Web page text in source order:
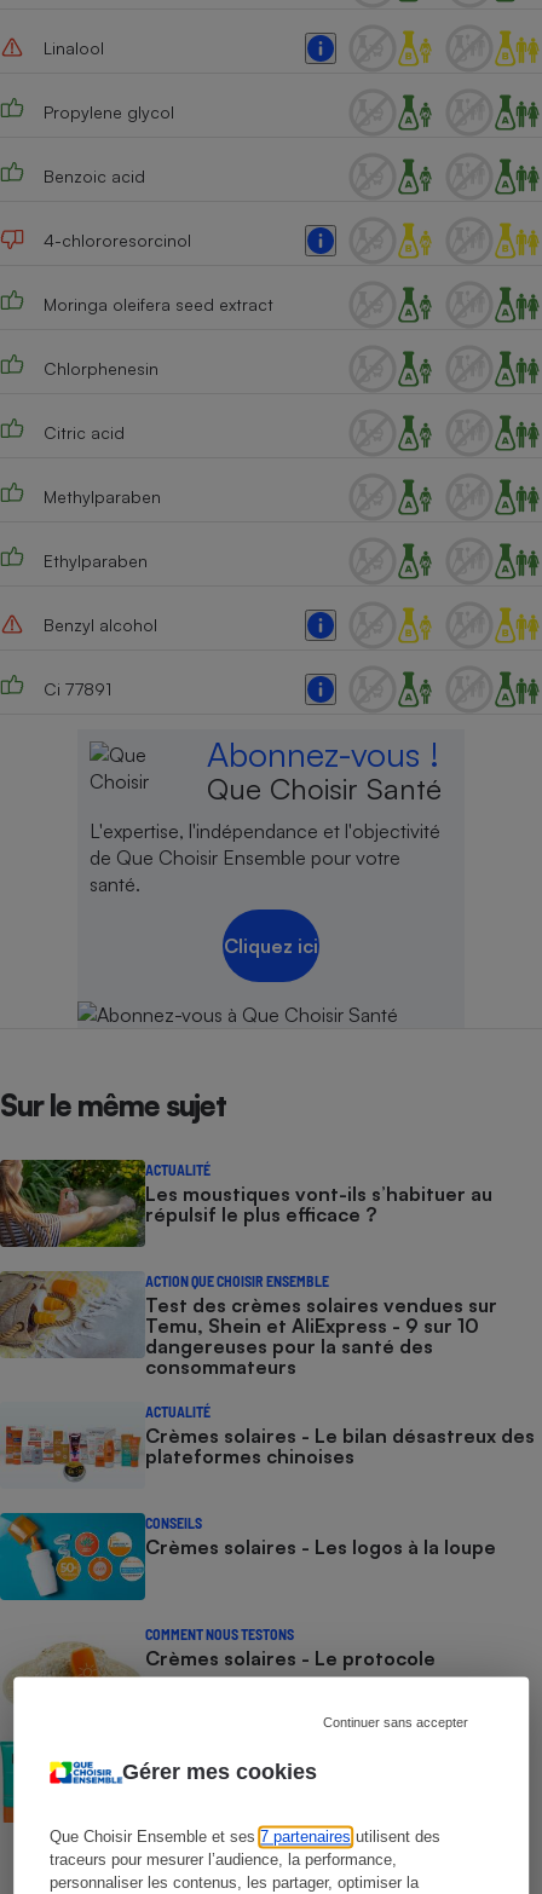
Gérer mes cookies
Que Choisir Ensemble et ses7 partenaires utilisent des
traceurs pour mesurer l’audience, la performance,
personnaliser les contenus, les partager, optimiser la
Continuer sans accepter
Linalool
Propylene glycol
Benzoic acid
4-chlororesorcinol
Moringa oleifera seed extract
Chlorphenesin
Citric acid
Methylparaben
Ethylparaben
Benzyl alcohol
Ci 77891
Abonnez-vous !
Que Choisir Santé
L'expertise, l'indépendance et l'objectivité
de Que Choisir Ensemble pour votre
santé.
Cliquez ici
Sur le même sujet
ACTUALITÉ
Les moustiques vont-ils s’habituer au
répulsif le plus efficace ?
ACTION QUE CHOISIR ENSEMBLE
Test des crèmes solaires vendues sur
Temu, Shein et AliExpress - 9 sur 10
dangereuses pour la santé des
consommateurs
ACTUALITÉ
Crèmes solaires - Le bilan désastreux des
plateformes chinoises
CONSEILS
Crèmes solaires - Les logos à la loupe
COMMENT NOUS TESTONS
Crèmes solaires - Le protocole
Crèmes solaires visage - Le protocole